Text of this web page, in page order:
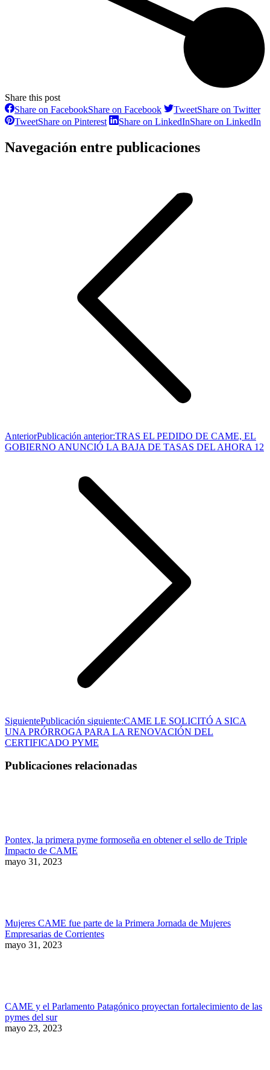
Share this post
Share on FacebookShare on Facebook TweetShare on Twitter
TweetShare on Pinterest Share on LinkedInShare on LinkedIn
Navegación entre publicaciones
AnteriorPublicación anterior:TRAS EL PEDIDO DE CAME, EL
GOBIERNO ANUNCIÓ LA BAJA DE TASAS DEL AHORA 12
SiguientePublicación siguiente:CAME LE SOLICITÓ A SICA
UNA PRÓRROGA PARA LA RENOVACIÓN DEL
CERTIFICADO PYME
Publicaciones relacionadas
Pontex, la primera pyme formoseña en obtener el sello de Triple
Impacto de CAME
mayo 31, 2023
Mujeres CAME fue parte de la Primera Jornada de Mujeres
Empresarias de Corrientes
mayo 31, 2023
CAME y el Parlamento Patagónico proyectan fortalecimiento de las
pymes del sur
mayo 23, 2023